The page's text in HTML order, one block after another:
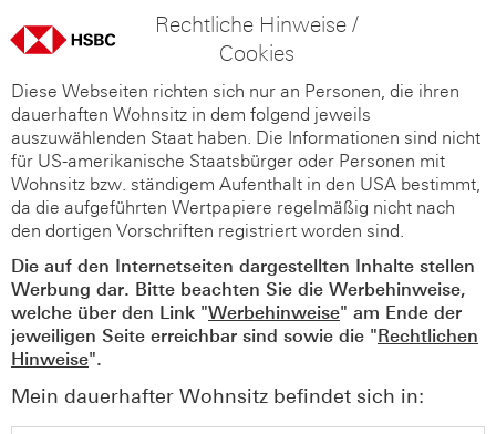
Rechtliche Hinweise /
Cookies
Diese Webseiten richten sich nur an Personen, die ihren
dauerhaften Wohnsitz in dem folgend jeweils
auszuwählenden Staat haben. Die Informationen sind nicht
für US-amerikanische Staatsbürger oder Personen mit
Wohnsitz bzw. ständigem Aufenthalt in den USA bestimmt,
da die aufgeführten Wertpapiere regelmäßig nicht nach
den dortigen Vorschriften registriert worden sind.
Die auf den Internetseiten dargestellten Inhalte stellen
Werbung dar. Bitte beachten Sie die Werbehinweise,
welche über den Link "Werbehinweise" am Ende der
jeweiligen Seite erreichbar sind sowie die "Rechtlichen
Hinweise".
Mein dauerhafter Wohnsitz befindet sich in: